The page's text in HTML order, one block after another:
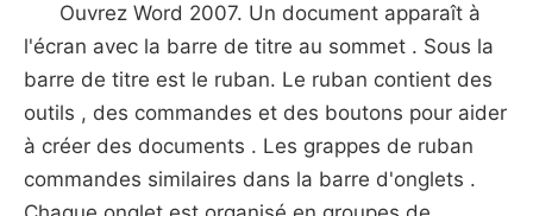
Ouvrez Word 2007. Un document apparaît à
l'écran avec la barre de titre au sommet . Sous la
barre de titre est le ruban. Le ruban contient des
outils , des commandes et des boutons pour aider
à créer des documents . Les grappes de ruban
commandes similaires dans la barre d'onglets .